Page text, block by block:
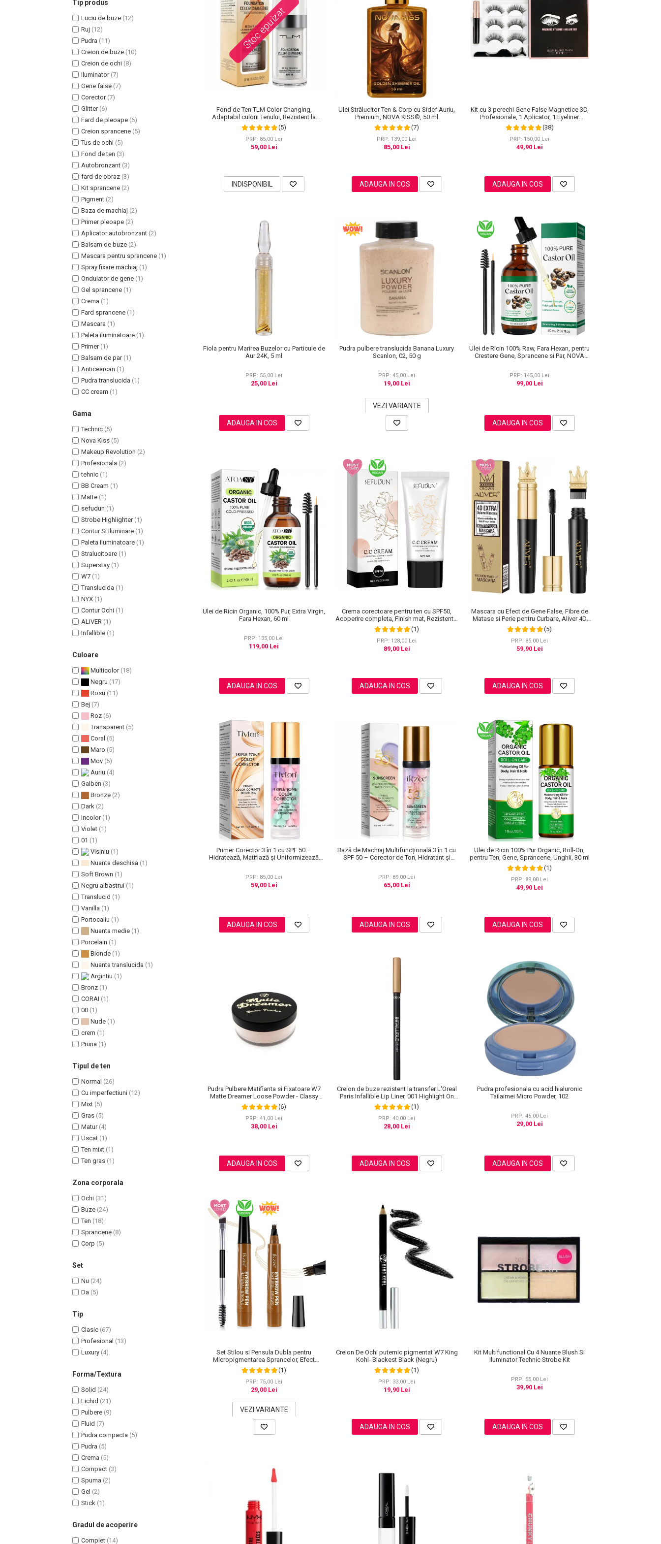
Uleiuri Unghii / Cuticule
Masaj Facial si Drenaj Limfatic
Plasturi ochi / nas / frunte
Demachiant si Apa Micelara
Sampoane Colorante
Par Uscat / Deteriorat
Tip produs
Luciu de buze (12)
Ruj (12)
Pudra (11)
Creion de buze (10)
Creion de ochi (8)
Iluminator (7)
Gene false (7)
Corector (7)
Glitter (6)
Fard de pleoape (6)
Creion sprancene (5)
Tus de ochi (5)
Fond de ten (3)
Autobronzant (3)
fard de obraz (3)
Kit sprancene (2)
Pigment (2)
Baza de machiaj (2)
Primer pleoape (2)
Aplicator autobronzant (2)
Balsam de buze (2)
Mascara pentru sprancene (1)
Spray fixare machiaj (1)
Ondulator de gene (1)
Gel sprancene (1)
Crema (1)
Fard sprancene (1)
Mascara (1)
Paleta iluminatoare (1)
Primer (1)
Balsam de par (1)
Anticearcan (1)
Pudra translucida (1)
CC cream (1)
Gama
Technic (5)
Nova Kiss (5)
Makeup Revolution (2)
Profesionala (2)
tehnic (1)
BB Cream (1)
Matte (1)
sefudun (1)
Strobe Highlighter (1)
Contur Si Iluminare (1)
Paleta Iluminatoare (1)
Stralucitoare (1)
Superstay (1)
W7 (1)
Translucida (1)
NYX (1)
Contur Ochi (1)
ALIVER (1)
Infallible (1)
Culoare
Multicolor (18)
Negru (17)
Rosu (11)
Bej (7)
Roz (6)
Transparent (5)
Coral (5)
Maro (5)
Mov (5)
Auriu (4)
Galben (3)
Bronze (2)
Dark (2)
Incolor (1)
Violet (1)
01 (1)
Visiniu (1)
Nuanta deschisa (1)
Soft Brown (1)
Negru albastrui (1)
Translucid (1)
Vanilla (1)
Portocaliu (1)
Nuanta medie (1)
Porcelain (1)
Blonde (1)
Nuanta translucida (1)
Argintiu (1)
Bronz (1)
CORAI (1)
00 (1)
Nude (1)
crem (1)
Pruna (1)
Tipul de ten
Normal (26)
Cu imperfectiuni (12)
Mixt (5)
Gras (5)
Matur (4)
Uscat (1)
Ten mixt (1)
Ten gras (1)
Zona corporala
Ochi (31)
Buze (24)
Ten (18)
Sprancene (8)
Corp (5)
Set
Nu (24)
Da (5)
Tip
Clasic (67)
Profesional (13)
Luxury (4)
Forma/Textura
Solid (24)
Lichid (21)
Pulbere (9)
Fluid (7)
Pudra compacta (5)
Pudra (5)
Crema (5)
Compact (3)
Spuma (2)
Gel (2)
Stick (1)
Gradul de acoperire
Complet (14)
Stoc epuizat
Fond de Ten TLM Color Changing,
Adaptabil culorii Tenului, Rezistent la
Transfer 16H, SPF 15, 30 ml
(5)
PRP: 85,00 Lei
59,00 Lei
INDISPONIBIL
Ulei Strălucitor Ten & Corp cu Sidef Auriu,
Premium, NOVA KISS®, 50 ml
(7)
PRP: 139,00 Lei
85,00 Lei
ADAUGA IN COS
Kit cu 3 perechi Gene False Magnetice 3D,
Profesionale, 1 Aplicator, 1 Eyeliner
Magnetic Negru intens, Waterproof, 3
Modele
(38)
PRP: 150,00 Lei
49,90 Lei
ADAUGA IN COS
Fiola pentru Marirea Buzelor cu Particule de
Aur 24K, 5 ml
PRP: 55,00 Lei
25,00 Lei
ADAUGA IN COS
Pudra pulbere translucida Banana Luxury
Scanlon, 02, 50 g
PRP: 45,00 Lei
19,00 Lei
VEZI VARIANTE
Ulei de Ricin 100% Raw, Fara Hexan, pentru
Crestere Gene, Sprancene si Par, NOVA
PRP: 145,00 Lei
99,00 Lei
ADAUGA IN COS
Ulei de Ricin Organic, 100% Pur, Extra Virgin,
Fara Hexan, 60 ml
PRP: 135,00 Lei
119,00 Lei
ADAUGA IN COS
Crema corectoare pentru ten cu SPF50,
Acoperire completa, Finish mat, Rezistenta,
Anti Roseata, CC Cream Sefudun, 30 ml
(1)
PRP: 128,00 Lei
89,00 Lei
ADAUGA IN COS
Mascara cu Efect de Gene False, Fibre de
Matase si Perie pentru Curbare, Aliver 4D
Extra Volume, Waterproof, Negru,10 g
(5)
PRP: 85,00 Lei
59,90 Lei
ADAUGA IN COS
Primer Corector 3 în 1 cu SPF 50 –
Hidratează, Matifiază și Uniformizează
PRP: 85,00 Lei
59,00 Lei
ADAUGA IN COS
Bază de Machiaj Multifuncțională 3 în 1 cu
SPF 50 – Corector de Ton, Hidratant și
PRP: 89,00 Lei
65,00 Lei
ADAUGA IN COS
Ulei de Ricin 100% Pur Organic, Roll-On,
pentru Ten, Gene, Sprancene, Unghii, 30 ml
(1)
PRP: 89,00 Lei
49,90 Lei
ADAUGA IN COS
Pudra Pulbere Matifianta si Fixatoare W7
Matte Dreamer Loose Powder - Classy
Cameo, 20g(6)
PRP: 41,00 Lei
38,00 Lei
ADAUGA IN COS
Creion de buze rezistent la transfer L'Oreal
Paris Infallible Lip Liner, 001 Highlight On
Point
(1)
PRP: 40,00 Lei
28,00 Lei
ADAUGA IN COS
Pudra profesionala cu acid hialuronic
Tailaimei Micro Powder, 102
PRP: 45,00 Lei
29,00 Lei
ADAUGA IN COS
Set Stilou si Pensula Dubla pentru
Micropigmentarea Sprancelor, Efect
Natural de Microblading, Aspect de
Sprancene Pline
(1)
PRP: 75,00 Lei
29,00 Lei
VEZI VARIANTE
Creion De Ochi puternic pigmentat W7 King
Kohl- Blackest Black (Negru)
(1)
PRP: 33,00 Lei
19,90 Lei
ADAUGA IN COS
Kit Multifunctional Cu 4 Nuante Blush Si
Iluminator Technic Strobe Kit
PRP: 55,00 Lei
39,90 Lei
ADAUGA IN COS